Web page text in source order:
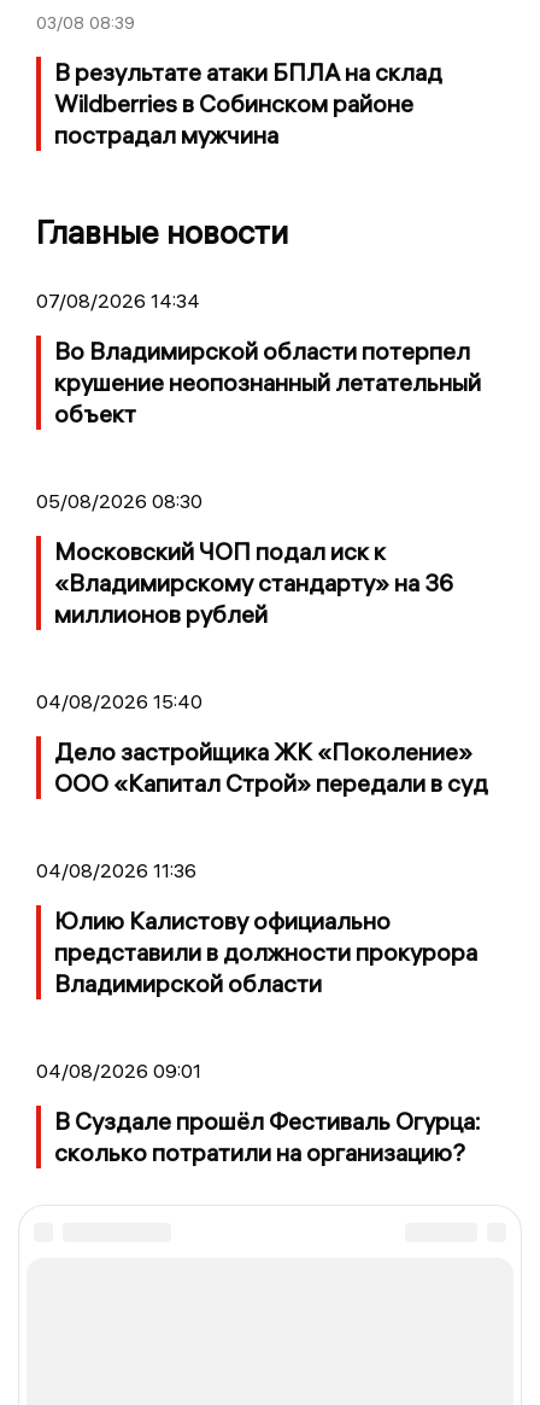
03/08 08:39
В результате атаки БПЛА на склад
Wildberries в Собинском районе
пострадал мужчина
Главные новости
07/08/2026 14:34
Во Владимирской области потерпел
крушение неопознанный летательный
объект
05/08/2026 08:30
Московский ЧОП подал иск к
«Владимирскому стандарту» на 36
миллионов рублей
04/08/2026 15:40
Дело застройщика ЖК «Поколение»
ООО «Капитал Строй» передали в суд
04/08/2026 11:36
Юлию Калистову официально
представили в должности прокурора
Владимирской области
04/08/2026 09:01
В Суздале прошёл Фестиваль Огурца:
сколько потратили на организацию?